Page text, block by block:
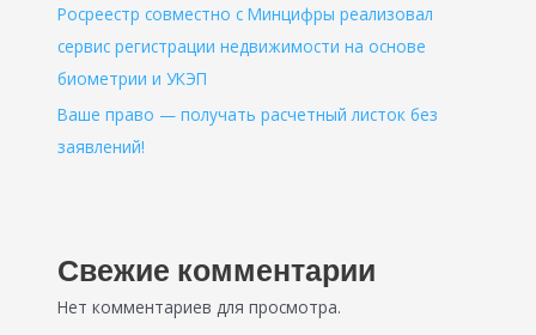
Росреестр совместно с Минцифры реализовал
сервис регистрации недвижимости на основе
биометрии и УКЭП
Ваше право — получать расчетный листок без
заявлений!
Свежие комментарии
Нет комментариев для просмотра.